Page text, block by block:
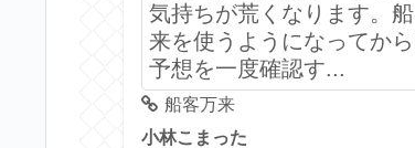
気持ちが荒くなります。
来を使うようになってから
予想を一度確認す...
船客万来
小林こまった